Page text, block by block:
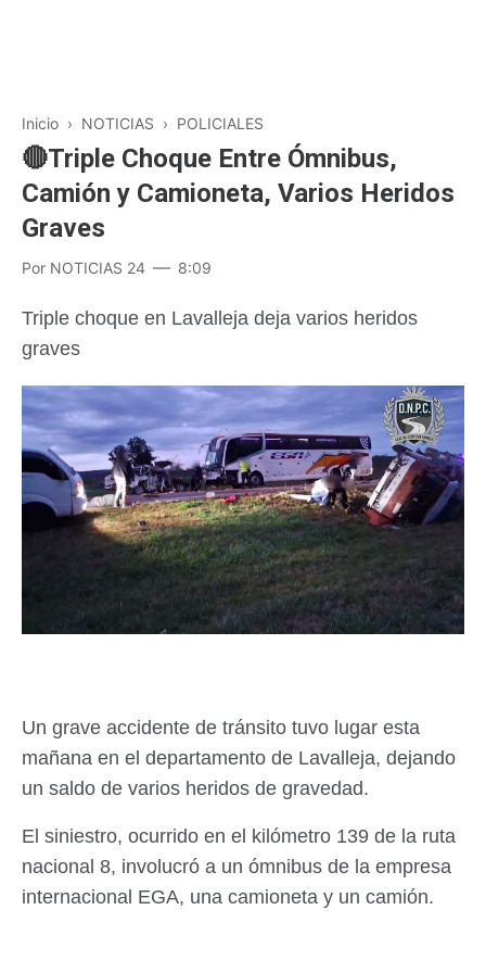
Inicio › NOTICIAS › POLICIALES
🔴Triple Choque Entre Ómnibus,
Camión y Camioneta, Varios Heridos
Graves
Por NOTICIAS 24 8:09
Triple choque en Lavalleja deja varios heridos
graves
Un grave accidente de tránsito tuvo lugar esta
mañana en el departamento de Lavalleja, dejando
un saldo de varios heridos de gravedad.
El siniestro, ocurrido en el kilómetro 139 de la ruta
nacional 8, involucró a un ómnibus de la empresa
internacional EGA, una camioneta y un camión.